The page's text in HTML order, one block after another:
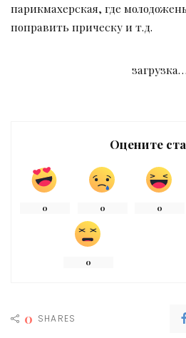
парикмахерская, где
поправить прическу и т.д.
загрузка…
Оцените
0 0 0
0
0 SHARES